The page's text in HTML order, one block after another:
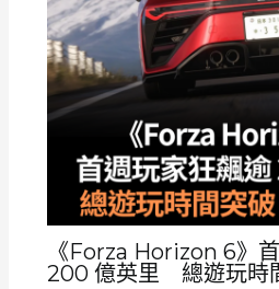
《Forza Horizon 6》
200 億英里 總遊玩時